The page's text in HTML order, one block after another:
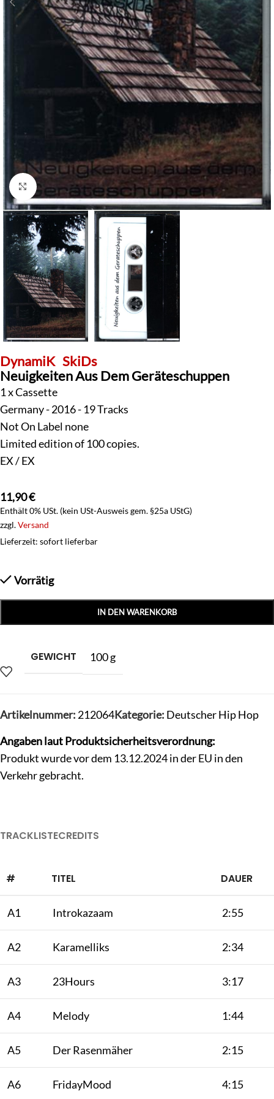
Klick zum Vergrößern
DynamiK SkiDs
Neuigkeiten Aus Dem Geräteschuppen
1 x Cassette
Germany - 2016 - 19 Tracks
Not On Label none
Limited edition of 100 copies.
EX / EX
11,90€
Enthält 0% USt. (kein USt-Ausweis gem. §25a UStG)
zzgl.Versand
Lieferzeit: sofort lieferbar
Vorrätig
IN DEN WARENKORB
GEWICHT 100 g
Artikelnummer: 212064Kategorie: Deutscher Hip Hop
Angaben laut Produktsicherheitsverordnung:
Produkt wurde vor dem 13.12.2024 in der EU in den
Verkehr gebracht.
TRACKLISTECREDITS
# TITEL DAUER
A1 Introkazaam 2:55
A2 Karamelliks 2:34
A3 23Hours 3:17
A4 Melody 1:44
A5 Der Rasenmäher 2:15
A6 FridayMood 4:15